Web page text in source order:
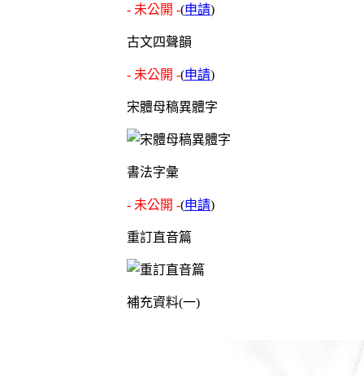
- 未公開 -(申請)
古文四聲韻
- 未公開 -(申請)
宋體母稿異體字
書法字彙
- 未公開 -(申請)
重訂直音篇
補充資料(一)